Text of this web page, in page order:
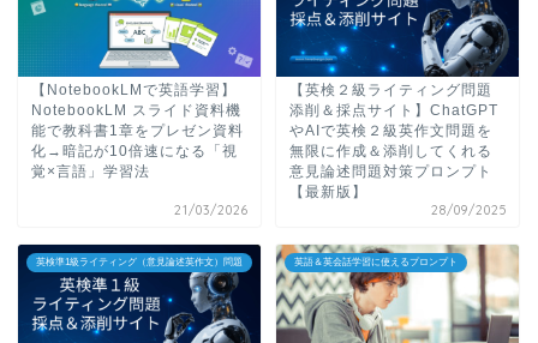
【NotebookLMで英語学習】
NotebookLM スライド資料機
能で教科書1章をプレゼン資料
化→暗記が10倍速になる「視
覚×言語」学習法
21/03/2026
【英検２級ライティング問題
添削＆採点サイト】ChatGPT
やAIで英検２級英作文問題を
無限に作成＆添削してくれる
意見論述問題対策プロンプト
【最新版】
28/09/2025
英検準1級ライティング（意見論述英作文）問題 英語＆英会話学習に使えるプロンプト